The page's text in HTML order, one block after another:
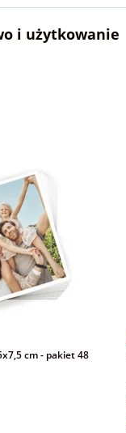
i użytkowanie
cm - pakiet 48